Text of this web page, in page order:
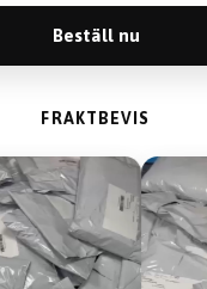
Beställ nu
FRAKTBEVIS